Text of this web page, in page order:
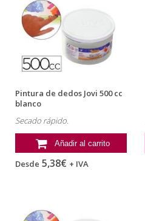
Pintura de dedos Jovi 500 cc
blanco
Secado rápido.
Añadir al carrito
Desde 5,38€ + IVA